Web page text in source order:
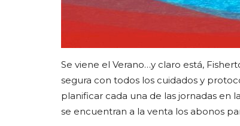
Se viene el Verano…y claro está,
segura con todos los cuidados y
planificar cada una de las jornadas en
se encuentran a la venta los abonos